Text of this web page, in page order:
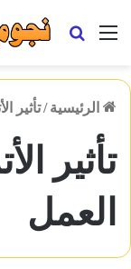
القائمة بحث
الرئيسية /تأثير
تأثير
العمل